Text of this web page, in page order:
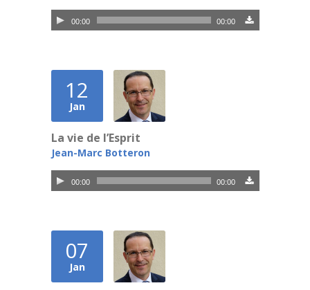
Lecteur
audio
00:00 00:00
12
Jan
La vie de l’Esprit
Jean-Marc Botteron
Lecteur
audio
00:00 00:00
07
Jan